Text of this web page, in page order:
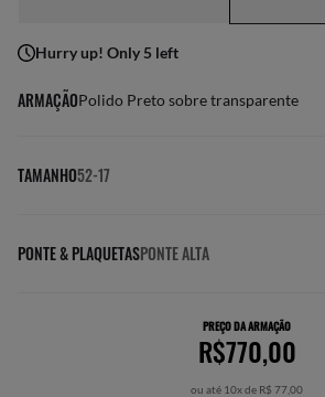
Hurry up! Only 5 left
ARMAÇÃOPolido Preto sobre transparente
TAMANHO52-17
PONTE & PLAQUETASPONTE ALTA
PREÇO DA ARMAÇÃO
R$770,00
ou até 10x de R$ 77,00